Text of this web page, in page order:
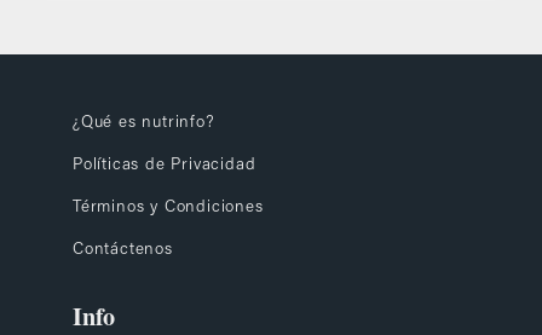
¿Qué es nutrinfo?
Políticas de Privacidad
Términos y Condiciones
Contáctenos
Info